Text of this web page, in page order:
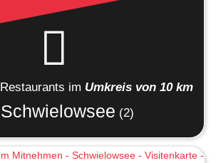
Restaurants im Umkreis von 10 km
Schwielowsee (2)